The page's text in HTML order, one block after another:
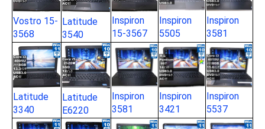
Vostro 15-
3568
Latitude
3540
Inspiron
15-3567
Inspiron
5505
Inspiron
3581
Latitude
3340
Latitude
E6220
Inspiron
3581
Inspiron
3421
Inspiron
5537